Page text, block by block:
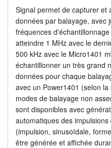
Revendeurs
Signal permet de capturer et
données par balayage, avec
fréquences
atteindre 1 MHz avec le
500 kHz avec le Micro1401
échantillonner un très grand
données pour chaque
avec un Power1401 (selon
modes de balayage non
sont disponibles avec
automatiques des
(impulsion, sinusoïdale,
être générée et affichée